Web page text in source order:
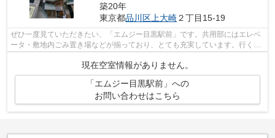
築20年
東京都品川区 上大崎２丁目15-19
ぜひ一度見ていただきたい、「エムジー目黒駅前」です。共用部にはエレベ
ータ・敷地内ごみ置き場などが揃っており、とても充実しています。行く先
に応じて経路を選べる、2駅利用可能な...
現在空室情報がありません。
「エムジー目黒駅前」への
お問い合わせはこちら